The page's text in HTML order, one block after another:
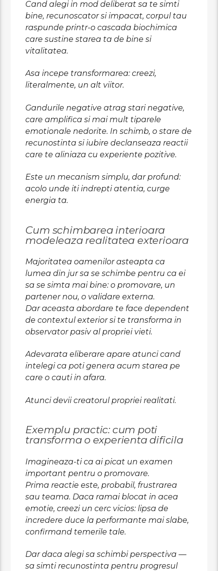
Cand alegi in mod deliberat sa te simti
bine, recunoscator si impacat, corpul tau
raspunde printr-o cascada biochimica
care sustine starea ta de bine si
vitalitatea.
Asa incepe transformarea: creezi,
literalmente, un alt viitor.
Gandurile negative atrag stari negative,
care amplifica si mai mult tiparele
emotionale nedorite. In schimb, o stare de
recunostinta si iubire declanseaza reactii
care te aliniaza cu experiente pozitive.
Este un mecanism simplu, dar profund:
acolo unde iti indrepti atentia, curge
energia ta.
Cum schimbarea interioara
modeleaza realitatea exterioara
Majoritatea oamenilor asteapta ca
lumea din jur sa se schimbe pentru ca ei
sa se simta mai bine: o promovare, un
partener nou, o validare externa.
Dar aceasta abordare te face dependent
de contextul exterior si te transforma in
observator pasiv al propriei vieti.
Adevarata eliberare apare atunci cand
intelegi ca poti genera acum starea pe
care o cauti in afara.
Atunci devii creatorul propriei realitati.
Exemplu practic: cum poti
transforma o experienta dificila
Imagineaza-ti ca ai picat un examen
important pentru o promovare.
Prima reactie este, probabil, frustrarea
sau teama. Daca ramai blocat in acea
emotie, creezi un cerc vicios: lipsa de
incredere duce la performante mai slabe,
confirmand temerile tale.
Dar daca alegi sa schimbi perspectiva —
sa simti recunostinta pentru progresul